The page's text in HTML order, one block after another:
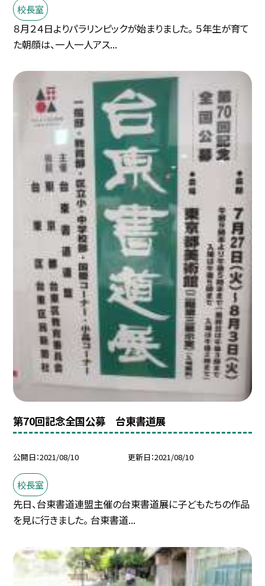
校長室
８月２４日よりパラリンピックが始まりました。 ５年生が育て
た朝顔は、一人一人アス...
第70回記念全国公募 台東書道展
公開日 2021/08/10 更新日 2021/08/10
校長室
先日、台東書道連盟主催の台東書道展に子どもたちの作品
を見に行きました。 台東書道...